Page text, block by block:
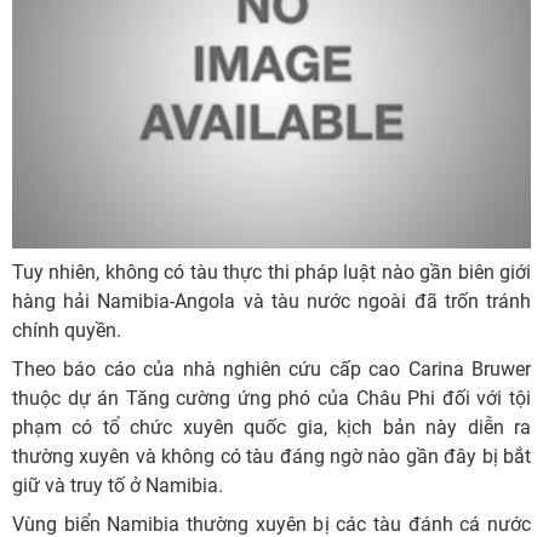
Tuy nhiên, không có tàu thực thi pháp luật nào gần biên giới
hàng hải Namibia-Angola và tàu nước ngoài đã trốn tránh
chính quyền.
Theo báo cáo của nhà nghiên cứu cấp cao Carina Bruwer
thuộc dự án Tăng cường ứng phó của Châu Phi đối với tội
phạm có tổ chức xuyên quốc gia, kịch bản này diễn ra
thường xuyên và không có tàu đáng ngờ nào gần đây bị bắt
giữ và truy tố ở Namibia.
Vùng biển Namibia thường xuyên bị các tàu đánh cá nước